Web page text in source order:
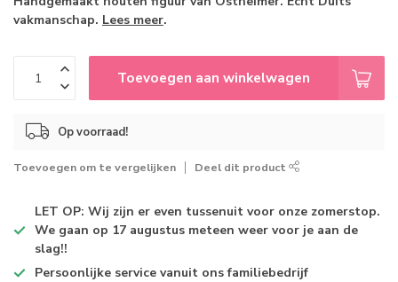
vakmanschap. Lees meer.
Toevoegen aan winkelwagen
Op voorraad!
Toevoegen om te vergelijken Deel dit product
LET OP: Wij zijn er even tussenuit voor onze zomerstop.
We gaan op 17 augustus meteen weer voor je aan de
slag!!
Persoonlijke service vanuit ons familiebedrijf